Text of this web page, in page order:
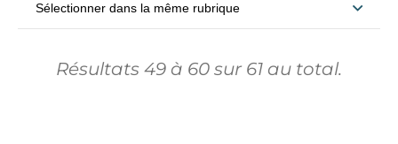
Sélectionner dans la même rubrique
Résultats 49 à 60 sur 61 au total.